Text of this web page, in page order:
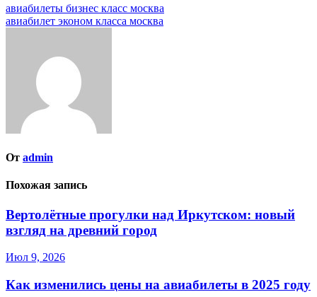
Навигация
по
авиабилеты бизнес класс москва
авиабилет эконом класса москва
От admin
Похожая запись
Вертолётные прогулки над Иркутском: новый
взгляд на древний город
Июл 9, 2026
Как изменились цены на авиабилеты в 2025 году